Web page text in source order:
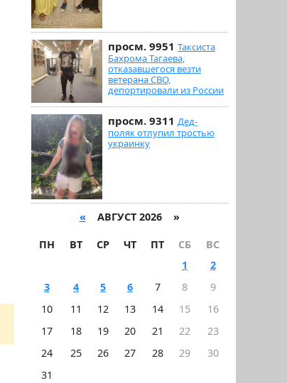
просм. 9951 Таксиста
Бахрома Тагаева,
отказавшегося везти
ветерана СВО,
депортировали из России
просм. 9311 Дед-
поляк отлупил тростью
украинку
« АВГУСТ 2026 »
ПН ВТ СР ЧТ ПТ СБ
ВС
1
2
3
4 5 6 7 8
9
10
11 12 13 14 15
16
17
18 19 20 21 22
23
24
25 26 27 28 29
30
31